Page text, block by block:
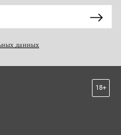
данных
18+